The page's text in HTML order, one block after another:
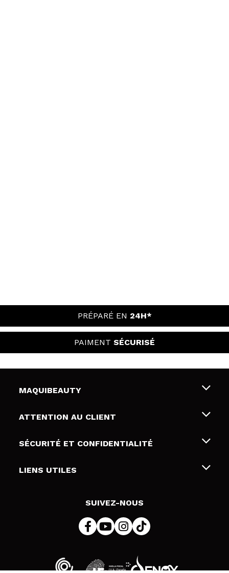
PRÉPARÉ EN 24H*
PAIMENT SÉCURISÉ
MAQUIBEAUTY
Qui sommes nous
Cartes-cadeaux
ATTENTION AU CLIENT
Livraison & retour
Modes de paiement
SÉCURITÉ ET CONFIDENTIALITÉ
Conditions et confidentialité
LIENS UTILES
SUIVEZ-NOUS